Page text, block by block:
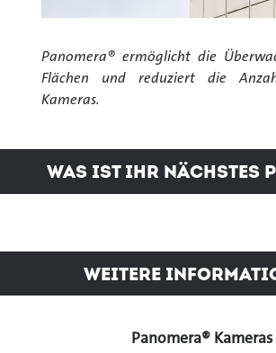
Panomera® ermöglicht die
Flächen und reduziert die
Kameras.
Was ist Ihr nächstes
Weitere
Panomera® Kameras